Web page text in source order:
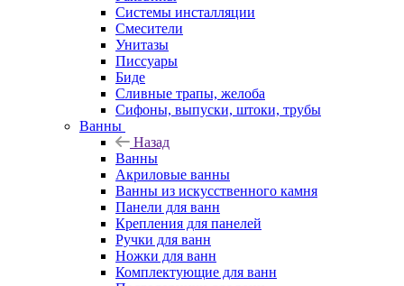
Системы инсталляции
Смесители
Унитазы
Писсуары
Биде
Сливные трапы, желоба
Сифоны, выпуски, штоки, трубы
Ванны
Назад
Ванны
Акриловые ванны
Ванны из искусственного камня
Панели для ванн
Крепления для панелей
Ручки для ванн
Ножки для ванн
Комплектующие для ванн